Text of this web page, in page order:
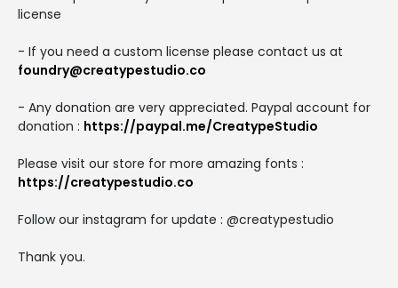
license
- If you need a custom license please contact us at
foundry@creatypestudio.co
- Any donation are very appreciated. Paypal account for
donation : https://paypal.me/CreatypeStudio
Please visit our store for more amazing fonts :
https://creatypestudio.co
Follow our instagram for update : @creatypestudio
Thank you.